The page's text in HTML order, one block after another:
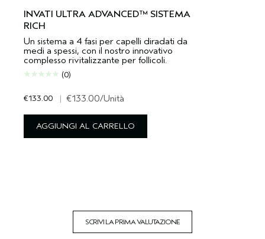
INVATI ULTRA ADVANCED™ SISTEMA
RICH
Un sistema a 4 fasi per capelli diradati da
medi a spessi, con il nostro innovativo
complesso rivitalizzante per follicoli.
(0)
€133.00 | €133.00/Unità
AGGIUNGI AL CARRELLO
SCRIVI LA PRIMA VALUTAZIONE